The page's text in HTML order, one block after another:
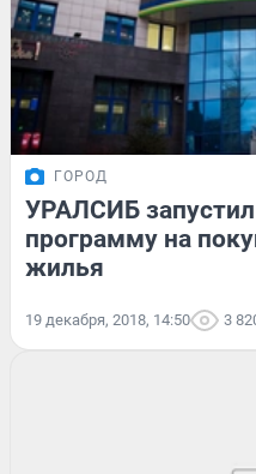
ГОРОД
УРАЛСИБ
программу на
жилья
19 декабря, 2018, 14:50 3